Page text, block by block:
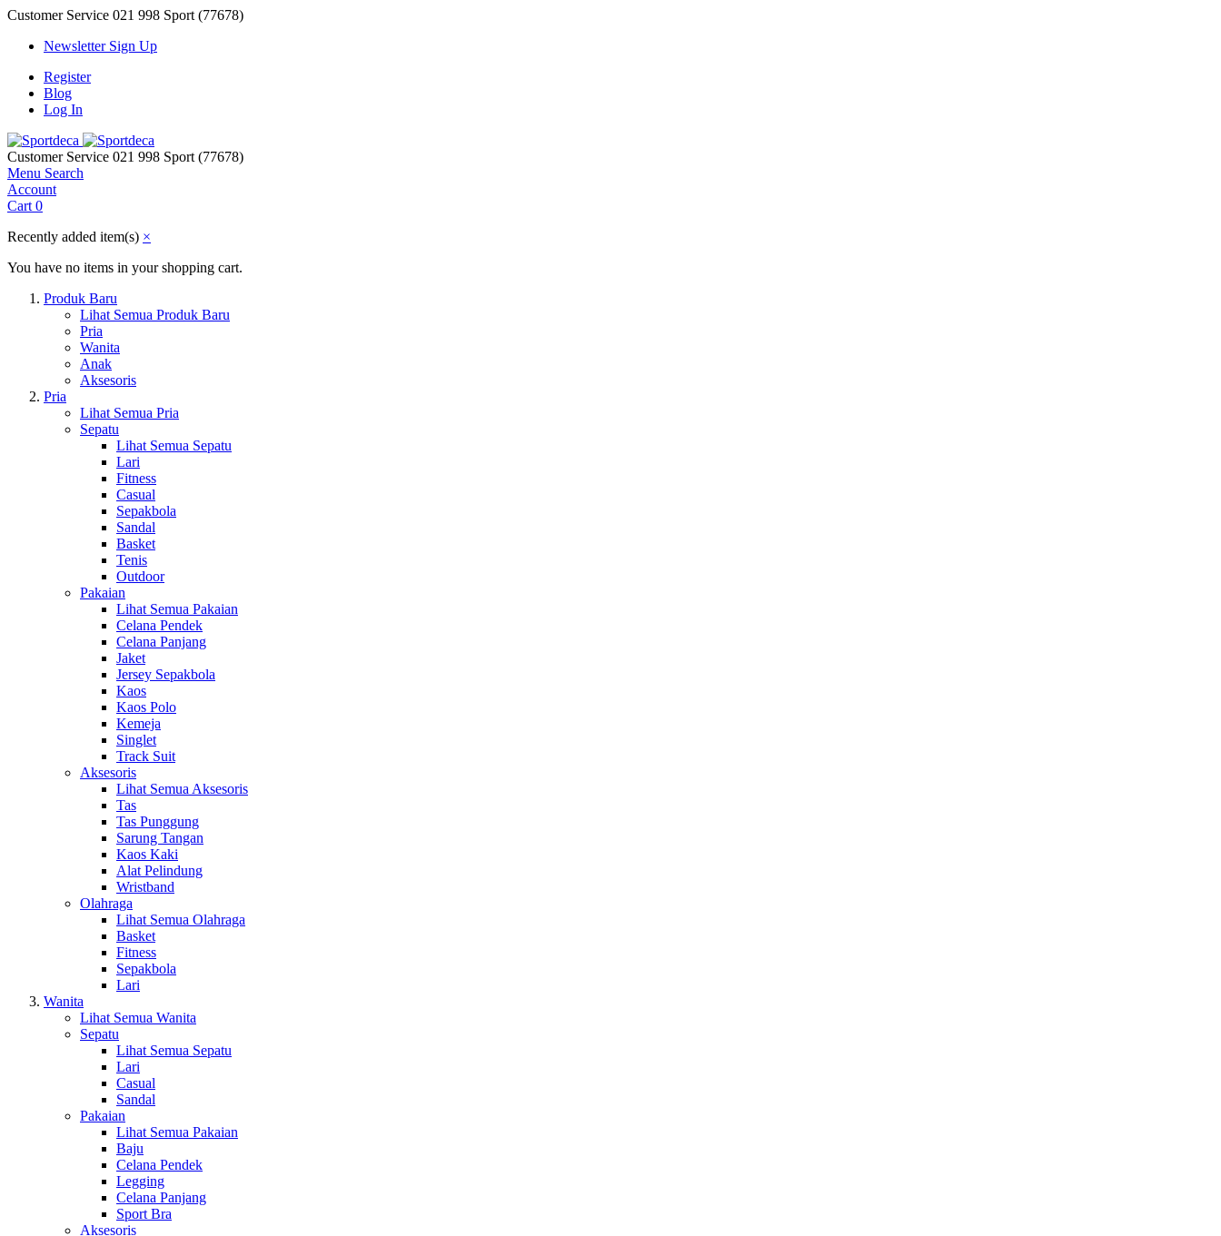
Customer Service 021 998 Sport (77678)
Newsletter Sign Up
Register
Blog
Log In
Customer Service 021 998 Sport (77678)
Menu Search
Account
Cart 0
Recently added item(s) ×
You have no items in your shopping cart.
Produk Baru
Lihat Semua Produk Baru
Pria
Wanita
Anak
Aksesoris
Pria
Lihat Semua Pria
Sepatu
Lihat Semua Sepatu
Lari
Fitness
Casual
Sepakbola
Sandal
Basket
Tenis
Outdoor
Pakaian
Lihat Semua Pakaian
Celana Pendek
Celana Panjang
Jaket
Jersey Sepakbola
Kaos
Kaos Polo
Kemeja
Singlet
Track Suit
Aksesoris
Lihat Semua Aksesoris
Tas
Tas Punggung
Sarung Tangan
Kaos Kaki
Alat Pelindung
Wristband
Olahraga
Lihat Semua Olahraga
Basket
Fitness
Sepakbola
Lari
Wanita
Lihat Semua Wanita
Sepatu
Lihat Semua Sepatu
Lari
Casual
Sandal
Pakaian
Lihat Semua Pakaian
Baju
Celana Pendek
Legging
Celana Panjang
Sport Bra
Aksesoris